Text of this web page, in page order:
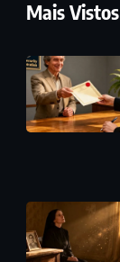
Mais Vistos